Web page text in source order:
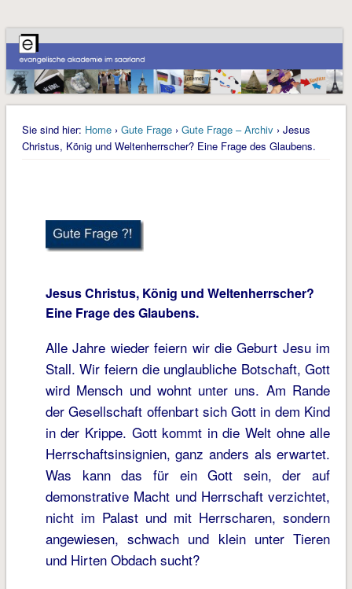
Sie sind hier: Home› Gute Frage› Gute Frage – Archiv› Jesus
Christus, König und Weltenherrscher? Eine Frage des Glaubens.
Jesus Christus, König und Weltenherrscher?
Eine Frage des Glaubens.
Alle Jahre wieder feiern wir die Geburt Jesu im
Stall. Wir feiern die unglaubliche Botschaft, Gott
wird Mensch und wohnt unter uns. Am Rande
der Gesellschaft offenbart sich Gott in dem Kind
in der Krippe. Gott kommt in die Welt ohne alle
Herrschaftsinsignien, ganz anders als erwartet.
Was kann das für ein Gott sein, der auf
demonstrative Macht und Herrschaft verzichtet,
nicht im Palast und mit Herrscharen, sondern
angewiesen, schwach und klein unter Tieren
und Hirten Obdach sucht?